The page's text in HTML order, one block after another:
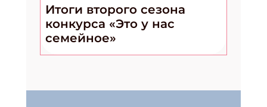
Итоги второго сезона
конкурса «Это у нас
семейное»